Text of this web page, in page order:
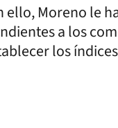
ello, Moreno le
a los
los